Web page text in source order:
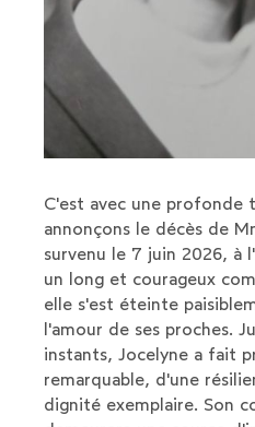
C'est avec une profonde
annonçons le décès de
survenu le 7 juin 2026, à
un long et courageux
elle s'est éteinte
l'amour de ses proches.
instants, Jocelyne a fait
remarquable, d'une
dignité exemplaire. Son